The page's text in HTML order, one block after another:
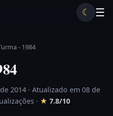
☰
☾
- 1984
2014 · Atualizado em 08 de
· ★ 7.8/10